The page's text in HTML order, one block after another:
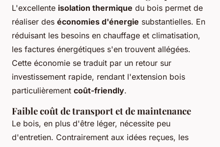
L'excellente isolation thermique du bois permet de
réaliser des économies d'énergie substantielles. En
réduisant les besoins en chauffage et climatisation,
les factures énergétiques s'en trouvent allégées.
Cette économie se traduit par un retour sur
investissement rapide, rendant l'extension bois
particulièrement coût-friendly.
Faible coût de transport et de maintenance
Le bois, en plus d'être léger, nécessite peu
d'entretien. Contrairement aux idées reçues, les